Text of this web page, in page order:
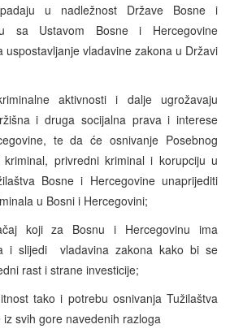
u nadležnost Države Bosne i
sa Ustavom Bosne i Hercegovine
uspostavljanje vladavine zakona u Državi
aktivnosti i dalje ugrožavaju
i druga socijalna prava i interese
te da će osnivanje Posebnog
privredni kriminal i korupciju u
Bosne i Hercegovine unaprijediti
u Bosni i Hercegovini;
koji za Bosnu i Hercegovinu ima
i slijedi vladavina zakona kako bi se
rast i strane investicije;
tako i potrebu osnivanja Tužilaštva
svih gore navedenih razloga